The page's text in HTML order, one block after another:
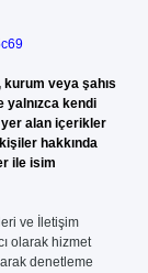
veya şahıs
yalnızca kendi
yer alan içerikler
hakkında
ile isim
ve İletişim
olarak hizmet
denetleme